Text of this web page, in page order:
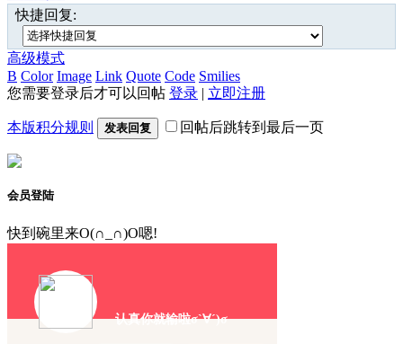
快捷回复:
高级模式
B Color Image Link Quote Code Smilies
您需要登录后才可以回帖 登录 | 立即注册
本版积分规则 发表回复 回帖后跳转到最后一页
会员登陆
快到碗里来O(∩_∩)O嗯!
认真你就输啦σ`∀´)σ